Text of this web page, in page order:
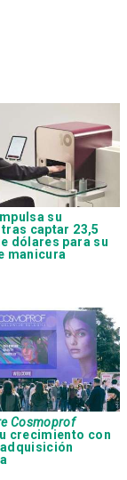
su
captar 23,5
dólares para su
manicura
Cosmoprof
crecimiento con